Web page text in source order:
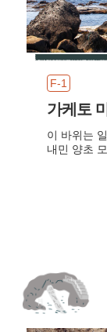
F-1
가케토
이 바위는
내민 양초